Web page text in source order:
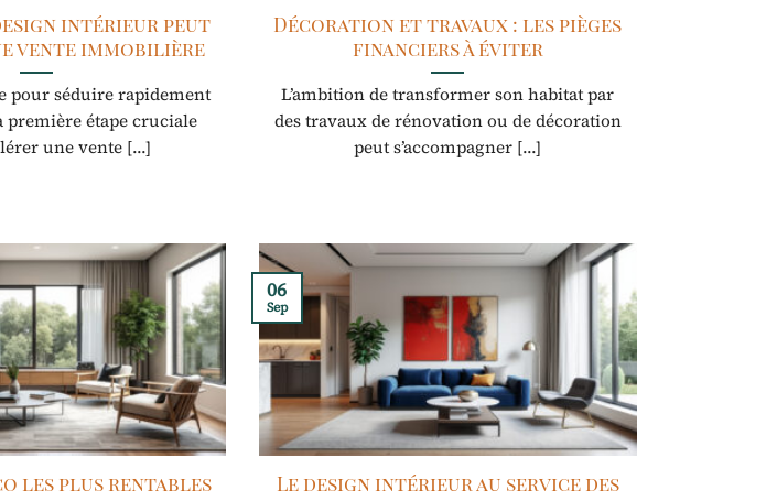
intérieur peut
vente immobilière
pour séduire rapidement
première étape cruciale
une vente [...]
Décoration et travaux : les pièges
financiers à éviter
L’ambition de transformer son habitat par
des travaux de rénovation ou de décoration
peut s’accompagner [...]
les plus rentables
Le design intérieur au service des
06
Sep